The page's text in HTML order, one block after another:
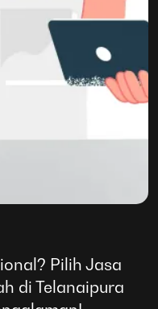
Pilih Jasa
di Telanaipura